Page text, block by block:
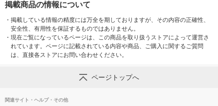
掲載商品の情報について
・ 掲載している情報の精度には万全を期しておりますが、その内容の正確性、
安全性、有用性を保証するものではありません。
・ 現在ご覧になっているページは、この商品を取り扱うストアによって運営さ
れています。ページに記載されている内容や商品、ご購入に関するご質問
は、直接各ストアにお問い合わせください。
ページトップへ
関連サイト・ヘルプ・その他